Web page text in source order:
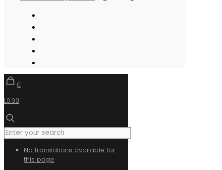
0
L0.00
No translations available for
this page